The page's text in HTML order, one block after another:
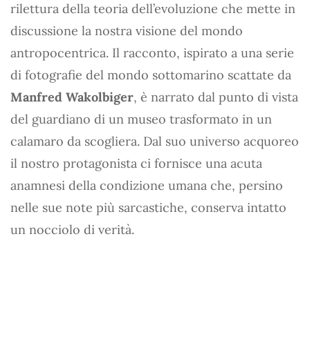
rilettura della teoria dell’evoluzione che mette in
discussione la nostra visione del mondo
antropocentrica. Il racconto, ispirato a una serie
di fotografie del mondo sottomarino scattate da
Manfred Wakolbiger, è narrato dal punto di vista
del guardiano di un museo trasformato in un
calamaro da scogliera. Dal suo universo acquoreo
il nostro protagonista ci fornisce una acuta
anamnesi della condizione umana che, persino
nelle sue note più sarcastiche, conserva intatto
un nocciolo di verità.